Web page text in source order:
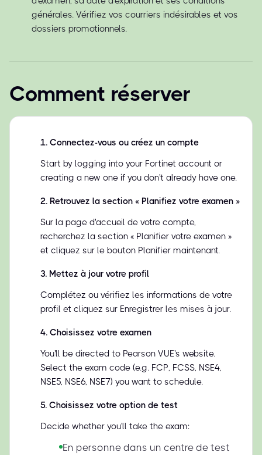
générales. Vérifiez vos courriers indésirables et vos
dossiers promotionnels.
Comment réserver
1. Connectez-vous ou créez un compte
Start by logging into your Fortinet account or
creating a new one if you don't already have one.
2. Retrouvez la section « Planifiez votre examen »
Sur la page d'accueil de votre compte,
recherchez la section « Planifier votre examen »
et cliquez sur le bouton Planifier maintenant.
3. Mettez à jour votre profil
Complétez ou vérifiez les informations de votre
profil et cliquez sur Enregistrer les mises à jour.
4. Choisissez votre examen
You'll be directed to Pearson VUE's website.
Select the exam code (e.g. FCP, FCSS, NSE4,
NSE5, NSE6, NSE7) you want to schedule.
5. Choisissez votre option de test
Decide whether you'll take the exam:
En personne dans un centre de test